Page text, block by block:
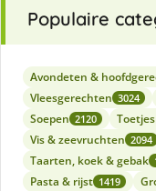
Populaire
Avondeten &
Vleesgerechten 3024
Soepen 2120
Vis & zeevruchten 2094
Taarten, koek & gebak
Pasta & rijst 1419